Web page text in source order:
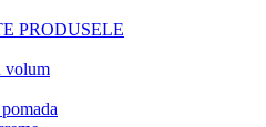
PRODUSELE
volum